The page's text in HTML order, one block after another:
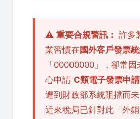
⚠️ 重要合規警訊： 許多
業習慣在 國外客戶發票
「00000000」，卻常因
心申請 C類電子發票申請
遭到財政部系統阻擋而未
近來稅局已針對此「外